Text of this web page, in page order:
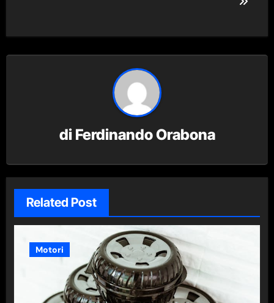
di Ferdinando Orabona
Related Post
Motori